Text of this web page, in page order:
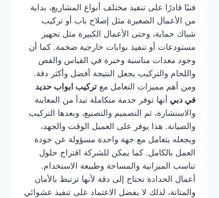
فنيًا قادرًا على تنفيذ مختلف أنواع المشاريع، بداية
من الأعمال الصغيرة مثل إصلاح باب أو تركيب
شباك حماية، وحتى الأعمال الكبيرة مثل تجهيز
مستودعات أو تنفيذ بوابات خارجية ضخمة. كما أن
وجود معدات مناسبة وخبرة في القياس والقص
واللحام والتركيب يجعل النتيجة أفضل وأكثر دقة.
ومن أهم مميزات التعامل مع تركيب ابواب حديد
في دبي أنها توفر خدمة متكاملة تبدأ من المعاينة
والاستشارة، ثم التصميم والتصنيع، وبعدها التركيب
والصيانة. هذا يوفر على العميل الوقت والجهد،
ويجعله يتعامل مع جهة واحدة مسؤولة عن جودة
العمل بالكامل. كما يمكن للشركة اقتراح حلول
تناسب الميزانية والمساحة وطبيعة الاستخدام.
أعمال الحدادة تحتاج إلى دقة لأنها ترتبط بالأمان
والمتانة، لذلك لا يفضل الاعتماد على تنفيذ عشوائي